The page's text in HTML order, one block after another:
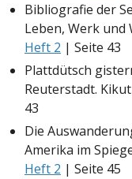
Bibliografie der
Leben, Werk und
Heft 2 | Seite 43
Plattdütsch
Reuterstadt.
43
Die
Amerika im
Heft 2 | Seite 45